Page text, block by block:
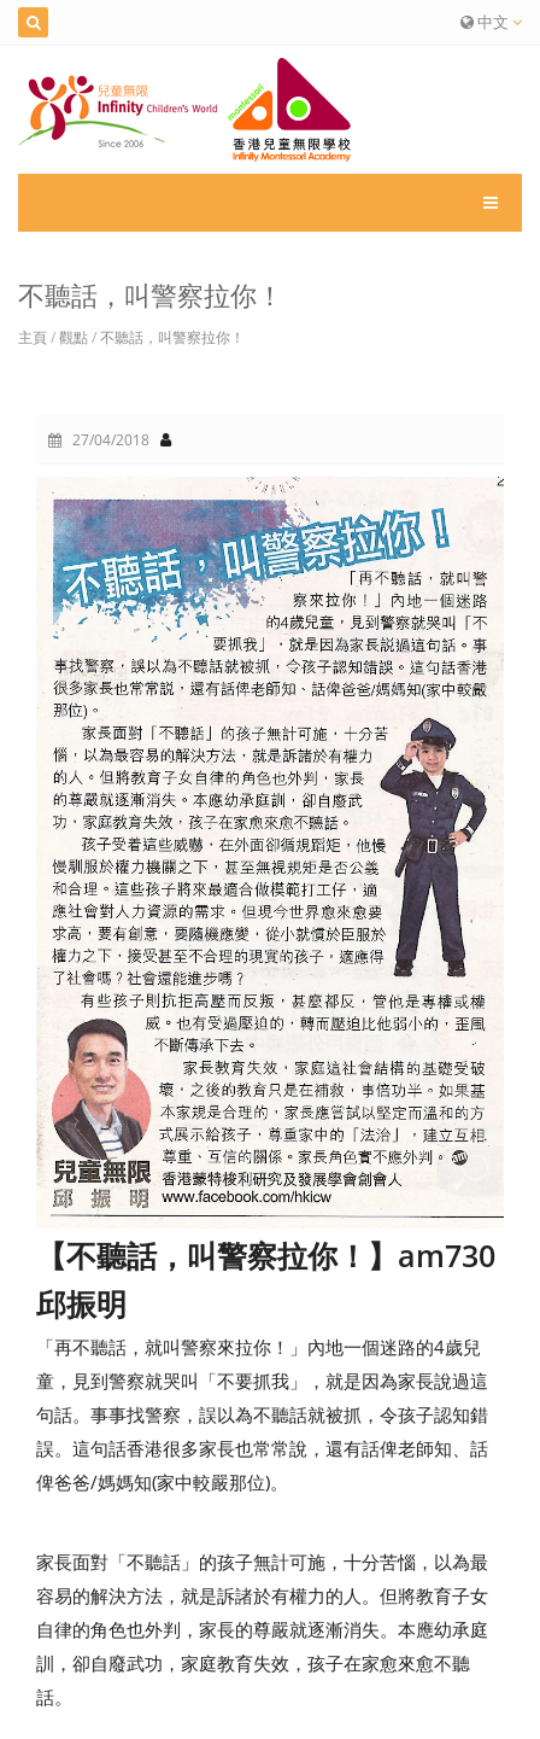
中文
不聽話，叫警察拉你！
主頁/觀點/不聽話，叫警察拉你！
27/04/2018
【不聽話，叫警察拉你！】am730
邱振明
「再不聽話，就叫警察來拉你！」內地一個迷路的4歲兒
童，見到警察就哭叫「不要抓我」，就是因為家長說過這
句話。事事找警察，誤以為不聽話就被抓，令孩子認知錯
誤。這句話香港很多家長也常常說，還有話俾老師知、話
俾爸爸/媽媽知(家中較嚴那位)。
家長面對「不聽話」的孩子無計可施，十分苦惱，以為最
容易的解決方法，就是訴諸於有權力的人。但將教育子女
自律的角色也外判，家長的尊嚴就逐漸消失。本應幼承庭
訓，卻自廢武功，家庭教育失效，孩子在家愈來愈不聽
話。